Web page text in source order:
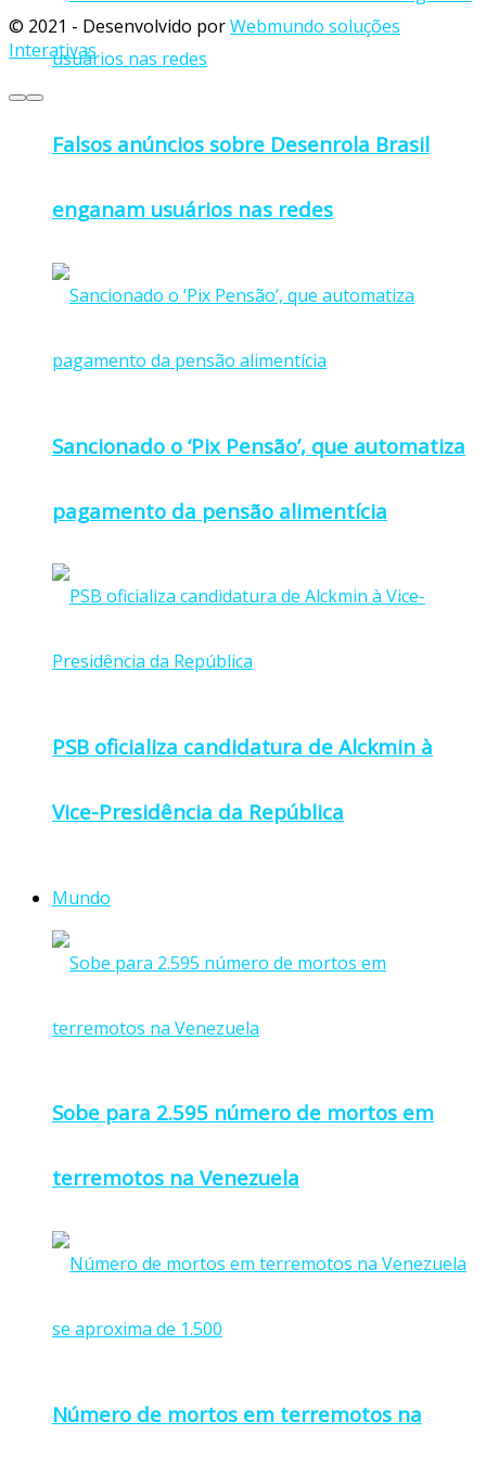
Falsos anúncios sobre Desenrola Brasil
enganam usuários nas redes
Sancionado o ‘Pix Pensão’, que automatiza
pagamento da pensão alimentícia
PSB oficializa candidatura de Alckmin à
Vice-Presidência da República
Mundo
Sobe para 2.595 número de mortos em
terremotos na Venezuela
Número de mortos em terremotos na
© 2021 - Desenvolvido porWebmundo soluções
Interativas